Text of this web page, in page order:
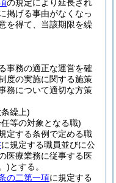
の規定により延長され
掲げる事由がなくなっ
を得て、当該期限を繰
事務の適正な運営を確
度の実施に関する施策
務について適切な方策
繰上)
等の対象となる職)
定する条例で定める職
に規定する職員並びに公
医療業務に従事する医
)とする。
の二第一項に規定する